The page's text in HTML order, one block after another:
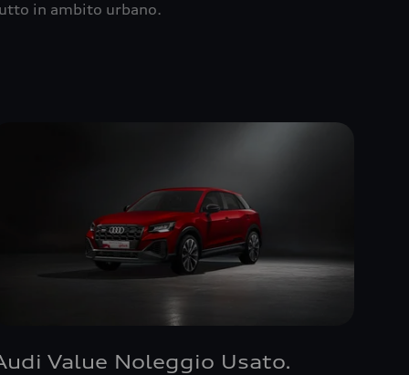
in ambito urbano.
Value Noleggio Usato.